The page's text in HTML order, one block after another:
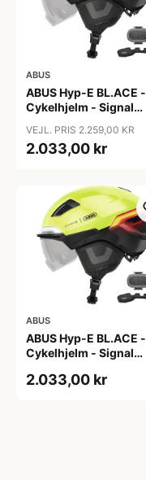
ABUS
ABUS Hyp-E BL.ACE -
Cykelhjelm - Signal
VEJL. PRIS 2.259,00 KR
2.033,00 kr
ABUS
ABUS Hyp-E BL.ACE -
Cykelhjelm - Signal
2.033,00 kr